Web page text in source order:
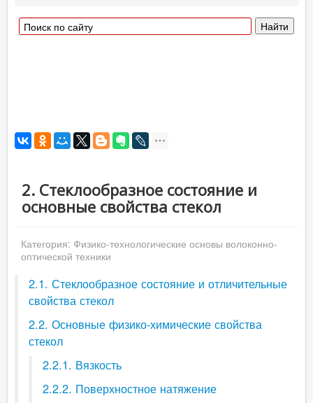
2. Стеклообразное состояние и
основные свойства стекол
Категория: Физико-технологические основы волоконно-
оптической техники
2.1. Стеклообразное состояние и отличительные
свойства стекол
2.2. Основные физико-химические свойства
стекол
2.2.1. Вязкость
2.2.2. Поверхностное натяжение